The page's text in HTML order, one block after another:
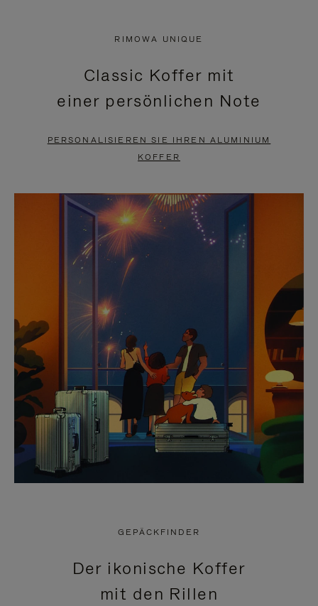
PAUSIERT,
BITTE
DRÜCKEN
ANZUHALTEN
KLICKEN
SIE
ZUM
AUFHEBEN
STUMMSCHALTUNG
RIMOWA UNIQUE
Classic Koffer mit
einer persönlichen Note
PERSONALISIEREN SIE IHREN ALUMINIUM
KOFFER
GEPÄCKFINDER
Der ikonische Koffer
mit den Rillen